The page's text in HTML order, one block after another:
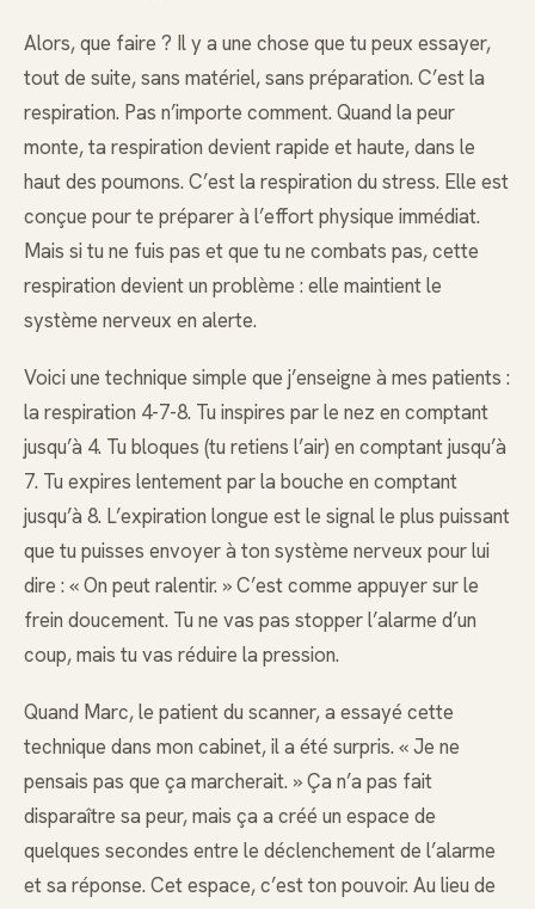
Alors, que faire ? Il y a une chose que tu peux essayer,
tout de suite, sans matériel, sans préparation. C’est la
respiration. Pas n’importe comment. Quand la peur
monte, ta respiration devient rapide et haute, dans le
haut des poumons. C’est la respiration du stress. Elle est
conçue pour te préparer à l’effort physique immédiat.
Mais si tu ne fuis pas et que tu ne combats pas, cette
respiration devient un problème : elle maintient le
système nerveux en alerte.
Voici une technique simple que j’enseigne à mes patients :
la respiration 4-7-8. Tu inspires par le nez en comptant
jusqu’à 4. Tu bloques (tu retiens l’air) en comptant jusqu’à
7. Tu expires lentement par la bouche en comptant
jusqu’à 8. L’expiration longue est le signal le plus puissant
que tu puisses envoyer à ton système nerveux pour lui
dire : « On peut ralentir. » C’est comme appuyer sur le
frein doucement. Tu ne vas pas stopper l’alarme d’un
coup, mais tu vas réduire la pression.
Quand Marc, le patient du scanner, a essayé cette
technique dans mon cabinet, il a été surpris. « Je ne
pensais pas que ça marcherait. » Ça n’a pas fait
disparaître sa peur, mais ça a créé un espace de
quelques secondes entre le déclenchement de l’alarme
et sa réponse. Cet espace, c’est ton pouvoir. Au lieu de